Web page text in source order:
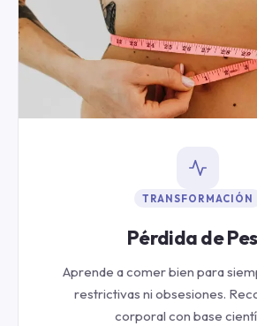
TRANSFORMACIÓN
Pérdida de
Aprende a comer bien para
restrictivas ni obsesiones.
corporal con base